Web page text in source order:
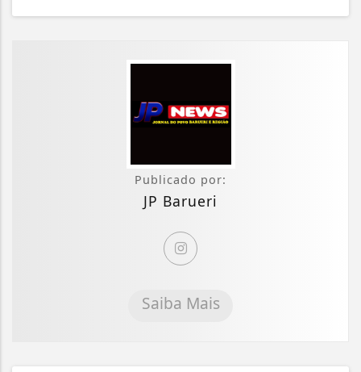
Publicado por:
JP Barueri
Saiba Mais